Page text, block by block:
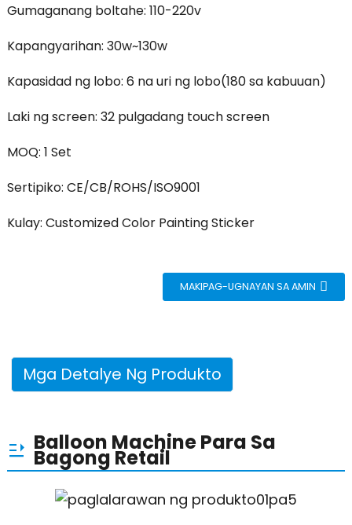
Gumaganang boltahe: 110-220v
Kapangyarihan: 30w~130w
Kapasidad ng lobo: 6 na uri ng lobo(180 sa kabuuan)
Laki ng screen: 32 pulgadang touch screen
MOQ: 1 Set
Sertipiko: CE/CB/ROHS/ISO9001
Kulay: Customized Color Painting Sticker
MAKIPAG-UGNAYAN SA AMIN
Mga Detalye Ng Produkto
Balloon Machine Para Sa
Bagong Retail